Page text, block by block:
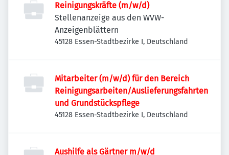
Reinigungskräfte (m/w/d)
Stellenanzeige aus den WVW-
Anzeigenblättern
45128 Essen-Stadtbezirke I, Deutschland
Mitarbeiter (m/w/d) für den Bereich
Reinigungsarbeiten/Auslieferungsfahrten
und Grundstückspflege
45128 Essen-Stadtbezirke I, Deutschland
Aushilfe als Gärtner m/w/d